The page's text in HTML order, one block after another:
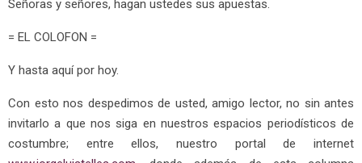
Señoras y señores, hagan ustedes sus apuestas.
= EL COLOFON =
Y hasta aquí por hoy.
Con esto nos despedimos de usted, amigo lector, no sin antes
invitarlo a que nos siga en nuestros espacios periodísticos de
costumbre; entre ellos, nuestro portal de internet